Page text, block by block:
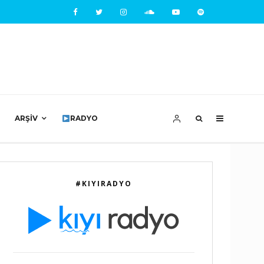
ARŞIV RADYO
#KIYIRADYO